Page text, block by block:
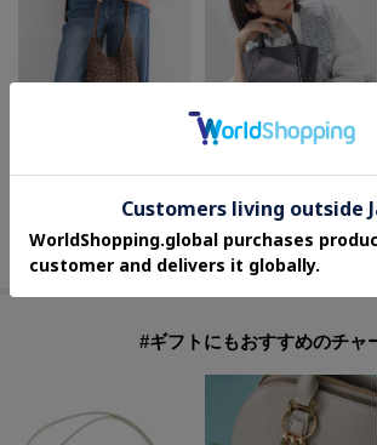
【軽量／内ポケット付き】カギ針ラメワンショルダーバッグ
さらに20%OFF
【ミドルサイズ／合皮／ショルダー付】スタッズ風メタルバッグ
4,400
60%OFF
さらに20%OFF
#ギフトにもおすすめのチャ